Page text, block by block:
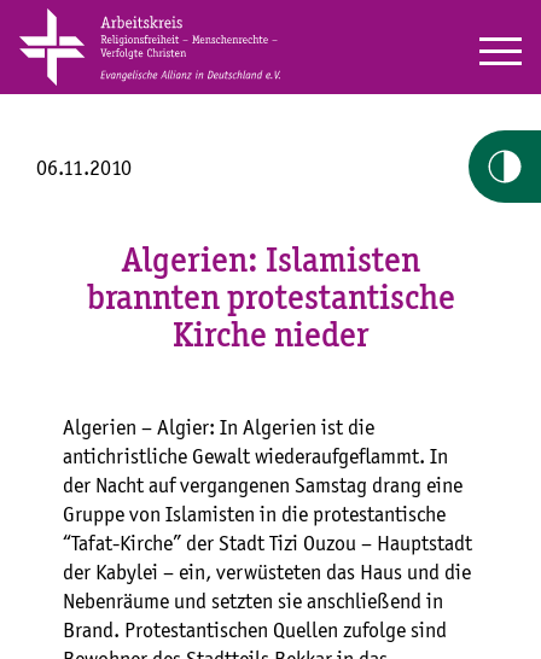
06.11.2010
Algerien: Islamisten
brannten protestantische
Kirche nieder
Algerien – Algier: In Algerien ist die
antichristliche Gewalt wiederaufgeflammt. In
der Nacht auf vergangenen Samstag drang eine
Gruppe von Islamisten in die protestantische
“Tafat-Kirche” der Stadt Tizi Ouzou – Hauptstadt
der Kabylei – ein, verwüsteten das Haus und die
Nebenräume und setzten sie anschließend in
Brand. Protestantischen Quellen zufolge sind